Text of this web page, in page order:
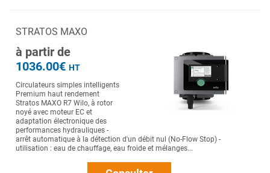
STRATOS MAXO
à partir de
1036.00€ HT
Circulateurs simples intelligents
Premium haut rendement
Stratos MAXO R7 Wilo, à rotor
noyé avec moteur EC et
adaptation électronique des
performances hydrauliques -
arrêt automatique à la détection d'un débit nul (No-Flow Stop) -
utilisation : eau de chauffage, eau froide et mélanges...